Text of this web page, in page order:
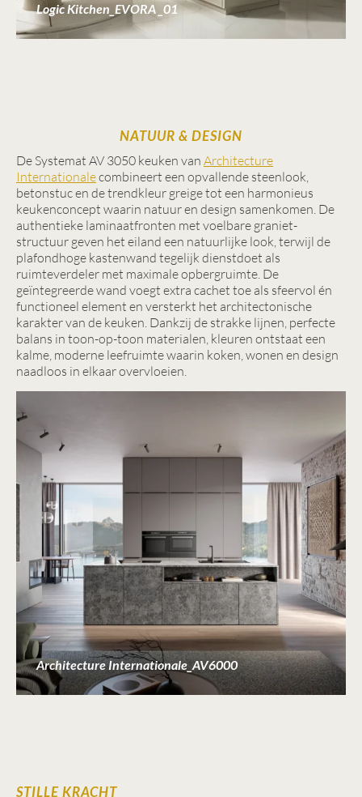
Logic Kitchen_EVORA _01
NATUUR & DESIGN
De Systemat AV 3050 keuken van Architecture
Internationalecombineert een opvallende steenlook,
betonstuc en de trendkleur greige tot een harmonieus
keukenconcept waarin natuur en design samenkomen. De
authentieke laminaatfronten met voelbare graniet-
structuur geven het eiland een natuurlijke look, terwijl de
plafondhoge kastenwand tegelijk dienstdoet als
ruimteverdeler met maximale opbergruimte. De
geïntegreerde wand voegt extra cachet toe als sfeervol én
functioneel element en versterkt het architectonische
karakter van de keuken. Dankzij de strakke lijnen, perfecte
balans in toon-op-toon materialen, kleuren ontstaat een
kalme, moderne leefruimte waarin koken, wonen en design
naadloos in elkaar overvloeien.
Architecture Internationale_AV6000
STILLE KRACHT